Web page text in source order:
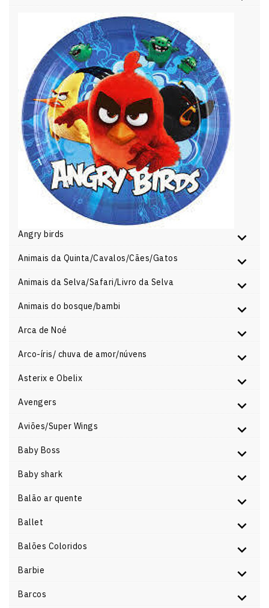
Angry birds
Animais da Quinta/Cavalos/Cães/Gatos
Animais da Selva/Safari/Livro da Selva
Animais do bosque/bambi
Arca de Noé
Arco-íris/ chuva de amor/núvens
Asterix e Obelix
Avengers
Aviões/Super Wings
Baby Boss
Baby shark
Balão ar quente
Ballet
Balões Coloridos
Barbie
Barcos